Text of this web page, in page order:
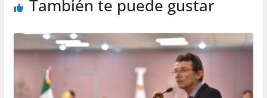
También te puede gustar